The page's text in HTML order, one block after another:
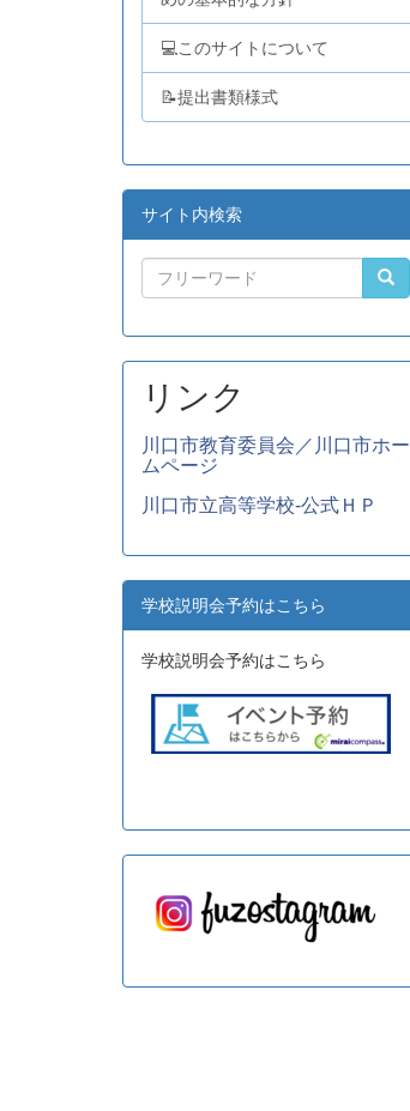
💻このサイトについて
📝提出書類様式
サイト内検索
リンク
川口市教育委員会／川口市ホー
ムページ
川口市立高等学校-公式ＨＰ
学校説明会予約はこちら
学校説明会予約はこちら